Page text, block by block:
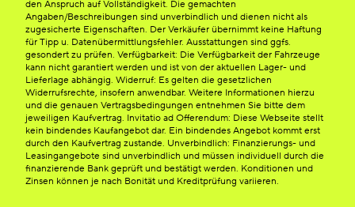
den Anspruch auf Vollständigkeit. Die gemachten
Angaben/Beschreibungen sind unverbindlich und dienen nicht als
zugesicherte Eigenschaften. Der Verkäufer übernimmt keine Haftung
für Tipp u. Datenübermittlungsfehler. Ausstattungen sind ggfs.
gesondert zu prüfen. Verfügbarkeit: Die Verfügbarkeit der Fahrzeuge
kann nicht garantiert werden und ist von der aktuellen Lager- und
Lieferlage abhängig. Widerruf: Es gelten die gesetzlichen
Widerrufsrechte, insofern anwendbar. Weitere Informationen hierzu
und die genauen Vertragsbedingungen entnehmen Sie bitte dem
jeweiligen Kaufvertrag. Invitatio ad Offerendum: Diese Webseite stellt
kein bindendes Kaufangebot dar. Ein bindendes Angebot kommt erst
durch den Kaufvertrag zustande. Unverbindlich: Finanzierungs- und
Leasingangebote sind unverbindlich und müssen individuell durch die
finanzierende Bank geprüft und bestätigt werden. Konditionen und
Zinsen können je nach Bonität und Kreditprüfung variieren.